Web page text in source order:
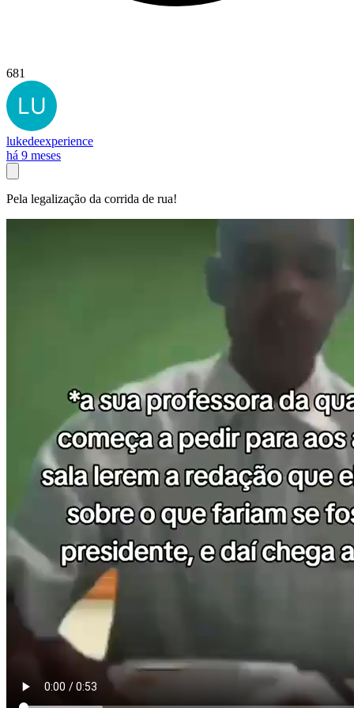
681
lukedeexperience
há 9 meses
Pela legalização da corrida de rua!